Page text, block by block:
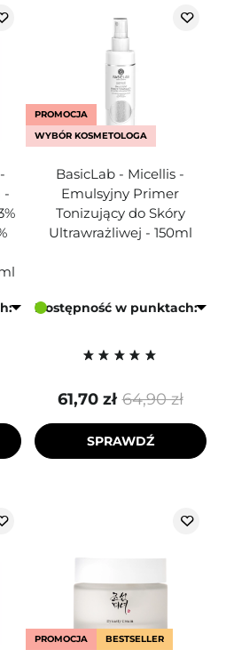
-
PROMOCJA
WYBÓR KOSMETOLOGA
BasicLab - Micellis -
Emulsyjny Primer
Tonizujący do Skóry
Ultrawrażliwej - 150ml
Dostępność w punktach:
64,90 zł
61,70 zł
SPRAWDŹ
PROMOCJA BESTSELLER